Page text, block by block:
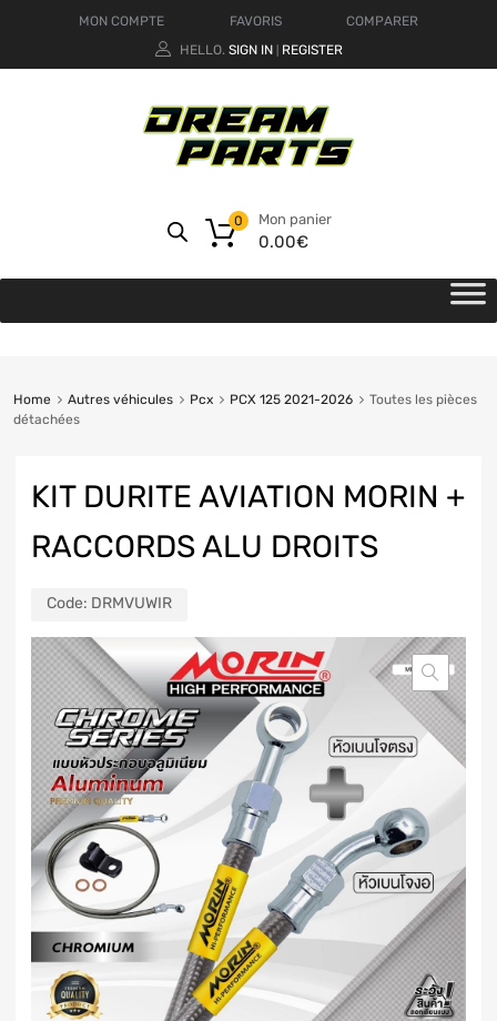
MON COMPTE FAVORIS
COMPARER
HELLO. SIGN IN REGISTER
Mon panier
0.00€
0
Home Autres véhicules Pcx PCX 125 2021-2026
Toutes les pièces
détachées
KIT DURITE AVIATION MORIN +
RACCORDS ALU DROITS
Code: DRMVUWIR